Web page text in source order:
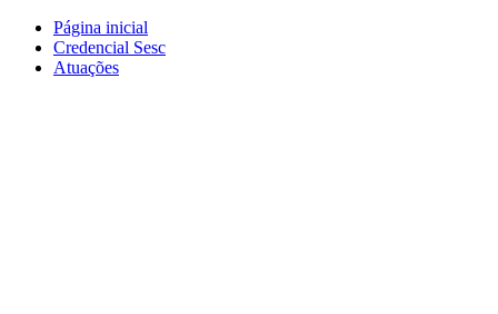
Página inicial
Credencial Sesc
Atuações